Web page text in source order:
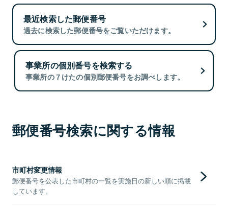
最近検索した郵便番号
過去に検索した郵便番号をご覧いただけます。
事業所の個別番号を検索する
事業所の７けたの個別郵便番号をお調べします。
郵便番号検索に関する情報
市町村変更情報
郵便番号を公表した市町村の一覧を実施日の新しい順に掲載
しています。